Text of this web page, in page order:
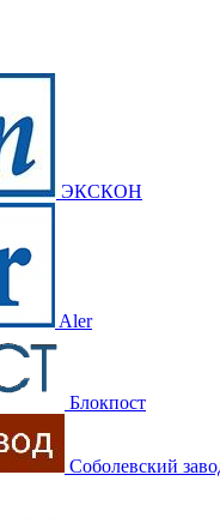
ЭКСКОН
Aler
Блокпост
Соболевский